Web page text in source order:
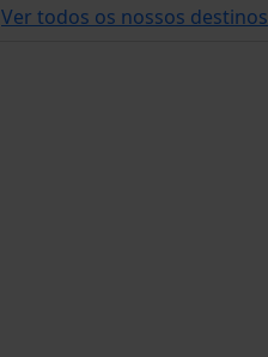
Ver todos os nossos destinos